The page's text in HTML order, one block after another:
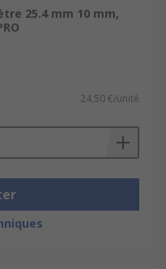
25.4 mm 10 mm,
24,50 €/unité